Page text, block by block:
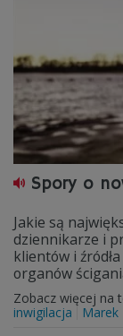
Spory o
Jakie są
dziennikarze i
klientów i
organów
Zobacz więcej na
inwigilacja